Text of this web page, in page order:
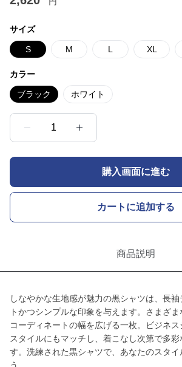
サイズ
S M L XL
カラー
ブラック ホワイト
1
購入画面に進む
カートに追加する
商品説明
しなやかな生地感が魅力の黒シャツは、長
トかつシンプルな印象を与えます。さまざま
コーディネートの幅を広げる一枚。ビジネ
スタイルにもマッチし、着こなし次第で多彩
す。洗練された黒シャツで、あなたのスタイ